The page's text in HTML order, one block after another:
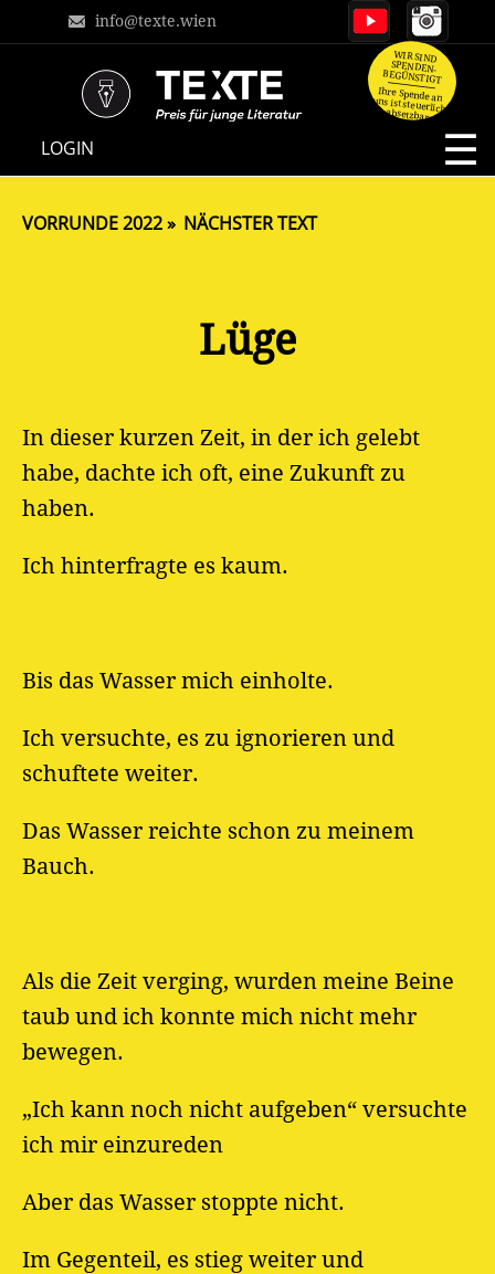
info@texte.wien
LOGIN
WIR SIND
SPENDEN-
BEGÜNSTIGT
Ihre Spende an
uns ist steuerlich
absetzbar.
Lüge
In dieser kurzen Zeit, in der ich gelebt
habe, dachte ich oft, eine Zukunft zu
haben.
Ich hinterfragte es kaum.
Bis das Wasser mich einholte.
Ich versuchte, es zu ignorieren und
schuftete weiter.
Das Wasser reichte schon zu meinem
Bauch.
Als die Zeit verging, wurden meine Beine
taub und ich konnte mich nicht mehr
bewegen.
„Ich kann noch nicht aufgeben“ versuchte
ich mir einzureden
Aber das Wasser stoppte nicht.
Im Gegenteil, es stieg weiter und
VORRUNDE 2022 NÄCHSTER TEXT